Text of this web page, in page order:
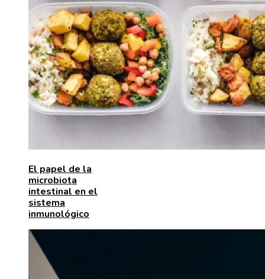
El papel de la
microbiota
intestinal en el
sistema
inmunológico